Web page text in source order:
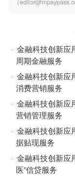
金融科技创新应
周期金融服务
金融科技创新应
消费营销服务
金融科技创新应
营销管理服务
金融科技创新应
据贴现服务
金融科技创新应
医”信贷服务